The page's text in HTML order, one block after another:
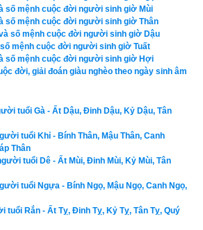
CON CHÓ, Tướng tinh CON
chi cẩu (Chó giữ mình) có sách gọi
yên thân), dự đoán tổng quát vận
lộc có thừa, thanh danh lẫy lừng, nói
nhàn tâm vất vả, có quyền bính và
niên phải bôn ba vất vả vì danh lợi, nữ
có mạng số làm ra tiền.
số Tự Miên Chi Cẩu (Chó đang
Tuất
số mệnh cuộc đời người sinh giờ Mùi
số mệnh cuộc đời người sinh giờ Thân
số mệnh cuộc đời người sinh giờ Dậu
mệnh cuộc đời người sinh giờ Tuất
số mệnh cuộc đời người sinh giờ Hợi
đời, giải đoán giàu nghèo theo ngày sinh âm
tuổi Gà - Ất Dậu, Đinh Dậu, Kỷ Dậu, Tân
tuổi Khỉ - Bính Thân, Mậu Thân, Canh
Thân
tuổi Dê - Ất Mùi, Đinh Mùi, Kỷ Mùi, Tân
tuổi Ngựa - Bính Ngọ, Mậu Ngọ, Canh Ngọ,
tuổi Rắn - Ất Tỵ, Đinh Tỵ, Kỷ Tỵ, Tân Tỵ, Quý